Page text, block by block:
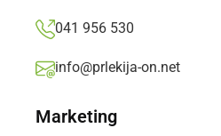
041 956 530
info@prlekija-on.net
Marketing